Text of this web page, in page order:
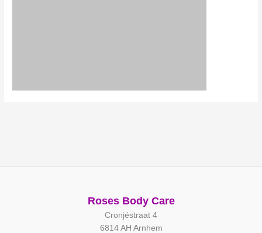
Roses Body Care
Cronjéstraat 4
6814 AH Arnhem